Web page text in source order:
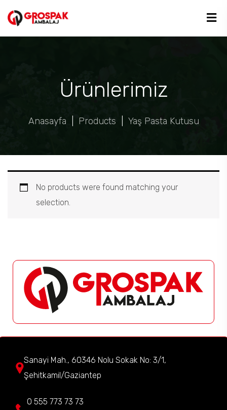
Ürünlerimiz
Anasayfa Products Yaş Pasta Kutusu
No products were found matching your
selection.
Sanayi Mah., 60346 Nolu Sokak No: 3/1,
Şehitkamil/Gaziantep
0 555 773 73 73